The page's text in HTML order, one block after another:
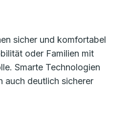
sicher und komfortabel
oder Familien mit
Smarte Technologien
auch deutlich sicherer